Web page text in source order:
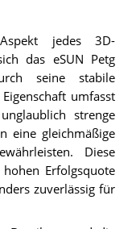
jedes 3D-
das eSUN Petg
seine stabile
umfasst
strenge
eine gleichmäßige
Diese
Erfolgsquote
zuverlässig für